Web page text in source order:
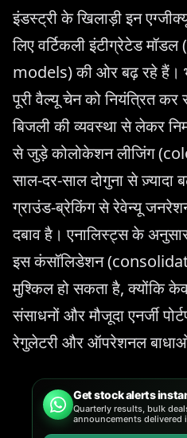
इंडस्ट्री के खिलाड़ी इन
लिए वर्टिकली इंटीग्रेटेड
models) की ओर बढ़ रहे हैं।
पूरी वैल्यू चेन को नियंत्रित
बिजली की व्यवस्था से लेकर
से जुड़े कोलोकेशन लीजिंग
साल-दर-साल दोगुना से ज़्यादा
ग्राउंड-ब्रेकिंग से रेवेन्यू
दबाव है। एनालिस्ट्स के
इस कंसॉलिडेशन
मुश्किल हो सकता है, क्योंकि
संसाधनों और मौजूदा एनर्जी
रेगुलेटरी और ऑपरेशनल बाधाओं
Get stock alerts
Quarterly results, bulk
announcements delivered